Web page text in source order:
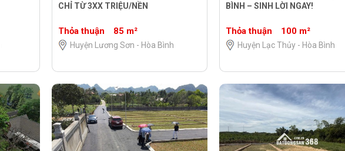
CHỈ TỪ 3XX TRIỆU/NỀN
Thỏa thuận 85 m²
Huyện Lương Sơn - Hòa Bình
BÌNH – SINH LỜI NGAY!
Thỏa thuận 100 m²
Huyện Lạc Thủy - Hòa Bình